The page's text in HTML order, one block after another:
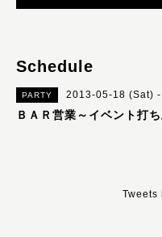
Schedule
PARTY 2013-05-18 (Sat)
ＢＡＲ営業～イベント打
Tweets